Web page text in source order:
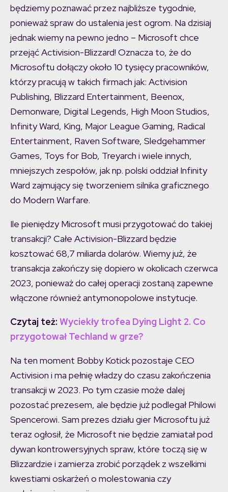
będziemy poznawać przez najbliższe tygodnie,
ponieważ spraw do ustalenia jest ogrom. Na dzisiaj
jednak wiemy na pewno jedno – Microsoft chce
przejąć Activision-Blizzard! Oznacza to, że do
Microsoftu dołączy około 10 tysięcy pracowników,
którzy pracują w takich firmach jak: Activision
Publishing, Blizzard Entertainment, Beenox,
Demonware, Digital Legends, High Moon Studios,
Infinity Ward, King, Major League Gaming, Radical
Entertainment, Raven Software, Sledgehammer
Games, Toys for Bob, Treyarch i wiele innych,
mniejszych zespołów, jak np. polski oddział Infinity
Ward zajmujący się tworzeniem silnika graficznego
do Modern Warfare.
Ile pieniędzy Microsoft musi przygotować do takiej
transakcji? Całe Activision-Blizzard będzie
kosztować 68,7 miliarda dolarów. Wiemy już, że
transakcja zakończy się dopiero w okolicach czerwca
2023, ponieważ do całej operacji zostaną zapewne
włączone również antymonopolowe instytucje.
Czytaj też: Wyciekły trofea Dying Light 2. Co
przygotował Techland w grze?
Na ten moment Bobby Kotick pozostaje CEO
Activision i ma pełnię władzy do czasu zakończenia
transakcji w 2023. Po tym czasie może dalej
pozostać prezesem, ale będzie już podlegał Philowi
Spencerowi. Sam prezes działu gier Microsoftu już
teraz ogłosił, że Microsoft nie będzie zamiatał pod
dywan kontrowersyjnych spraw, które toczą się w
Blizzardzie i zamierza zrobić porządek z wszelkimi
kwestiami oskarżeń o molestowania czy